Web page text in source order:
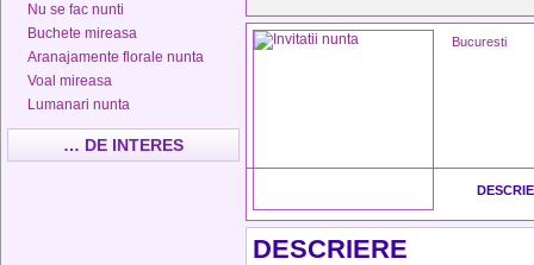
Nu se fac nunti
Buchete mireasa
Aranajamente florale nunta
Voal mireasa
Lumanari nunta
… DE INTERES
Bucuresti
DESCRIERE